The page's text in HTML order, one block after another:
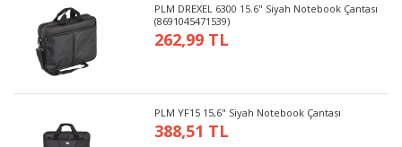
PLM DREXEL 6300 15.6" Siyah Notebook Çantası
(8691045471539)
262,99 TL
PLM YF15 15,6" Siyah Notebook Çantası
388,51 TL